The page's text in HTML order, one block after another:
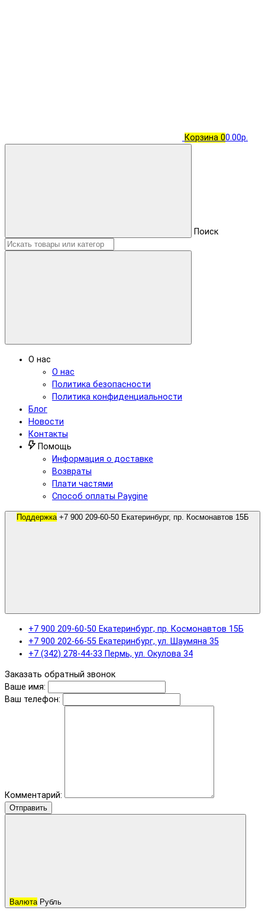
Корзина 00.00р.
Поиск
О нас
О нас
Политика безопасности
Политика конфиденциальности
Блог
Новости
Контакты
Помощь
Информация о доставке
Возвраты
Плати частями
Способ оплаты Paygine
Поддержка
+7 900 209-60-50 Екатеринбург, пр. Космонавтов 15Б
+7 900 202-66-55 Екатеринбург, ул. Шаумяна 35
+7 (342) 278-44-33 Пермь, ул. Окулова 34
Заказать обратный звонок
Ваше имя:
Ваш телефон:
Комментарий:
Отправить
Валюта Рубль